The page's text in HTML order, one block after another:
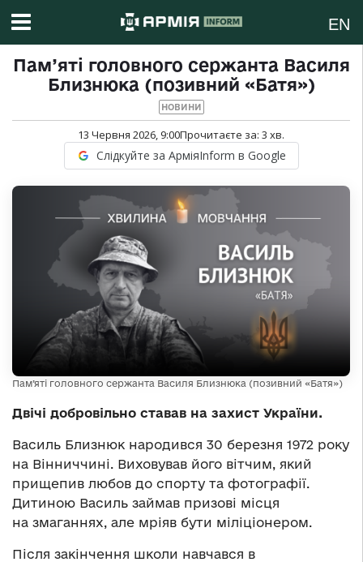
EN
Пам’яті головного сержанта Василя
Близнюка (позивний «Батя»)
НОВИНИ
13 Червня 2026, 9:00Прочитаєте за: 3 хв.
Слідкуйте за АрміяInform в Google
Пам’яті головного сержанта Василя Близнюка (позивний «Батя»)
Двічі добровільно ставав на захист України.
Василь Близнюк народився 30 березня 1972 року
на Вінниччині. Виховував його вітчим, який
прищепив любов до спорту та фотографії.
Дитиною Василь займав призові місця
на змаганнях, але мріяв бути міліціонером.
Після закінчення школи навчався в